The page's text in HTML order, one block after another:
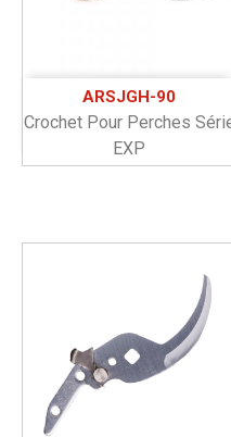
ARSJGH-90
Crochet Pour Perches
EXP